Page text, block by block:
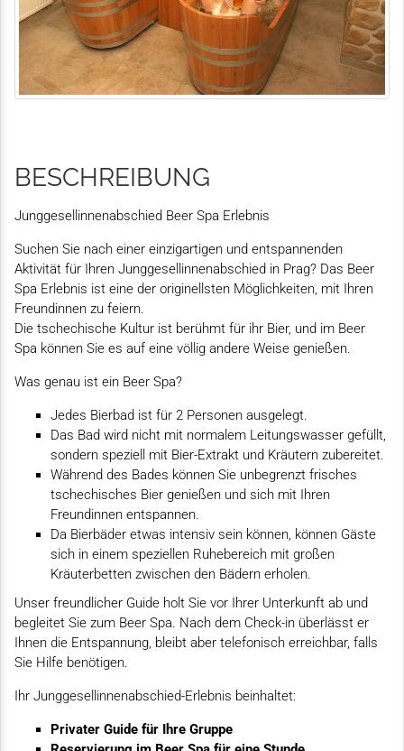
BESCHREIBUNG
Junggesellinnenabschied Beer Spa Erlebnis
Suchen Sie nach einer einzigartigen und entspannenden
Aktivität für Ihren Junggesellinnenabschied in Prag? Das Beer
Spa Erlebnis ist eine der originellsten Möglichkeiten, mit Ihren
Freundinnen zu feiern.
Die tschechische Kultur ist berühmt für ihr Bier, und im Beer
Spa können Sie es auf eine völlig andere Weise genießen.
Was genau ist ein Beer Spa?
Jedes Bierbad ist für 2 Personen ausgelegt.
Das Bad wird nicht mit normalem Leitungswasser gefüllt,
sondern speziell mit Bier-Extrakt und Kräutern zubereitet.
Während des Bades können Sie unbegrenzt frisches
tschechisches Bier genießen und sich mit Ihren
Freundinnen entspannen.
Da Bierbäder etwas intensiv sein können, können Gäste
sich in einem speziellen Ruhebereich mit großen
Kräuterbetten zwischen den Bädern erholen.
Unser freundlicher Guide holt Sie vor Ihrer Unterkunft ab und
begleitet Sie zum Beer Spa. Nach dem Check-in überlässt er
Ihnen die Entspannung, bleibt aber telefonisch erreichbar, falls
Sie Hilfe benötigen.
Ihr Junggesellinnenabschied-Erlebnis beinhaltet:
Privater Guide für Ihre Gruppe